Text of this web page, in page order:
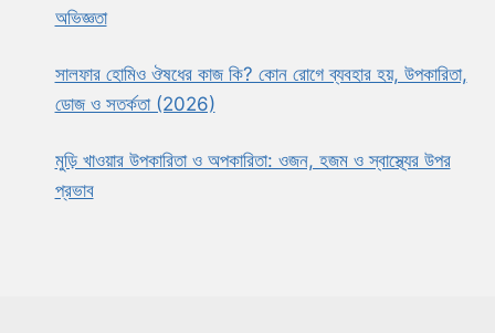
অভিজ্ঞতা
সালফার হোমিও ঔষধের কাজ কি? কোন রোগে ব্যবহার হয়, উপকারিতা,
ডোজ ও সতর্কতা (2026)
মুড়ি খাওয়ার উপকারিতা ও অপকারিতা: ওজন, হজম ও স্বাস্থ্যের উপর
প্রভাব